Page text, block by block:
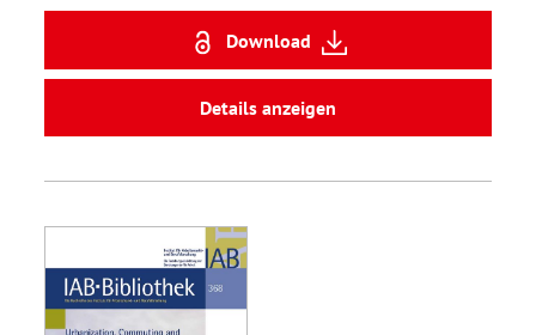
Download
Details anzeigen